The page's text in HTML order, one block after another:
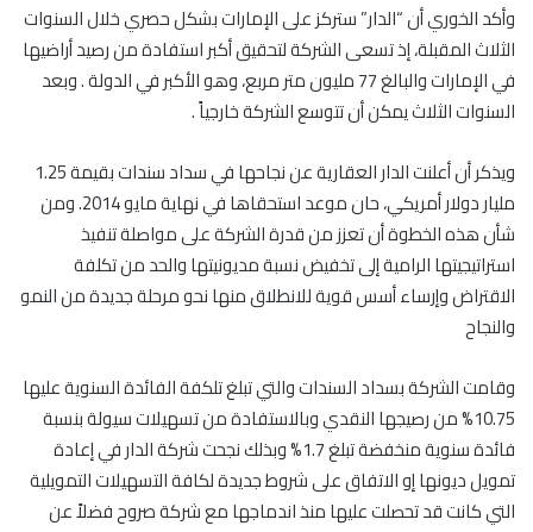
وأكد الخوري أن “الدار” ستركز على الإمارات بشكل حصري خلال السنوات
الثلاث المقبلة، إذ تسعى الشركة لتحقيق أكبر استفادة من رصيد أراضيها
في الإمارات والبالغ 77 مليون متر مربع، وهو الأكبر في الدولة . وبعد
السنوات الثلاث يمكن أن تتوسع الشركة خارجياً .
ويذكر أن أعلنت الدار العقارية عن نجاحها في سداد سندات بقيمة 1.25
مليار دولار أمريكي، حان موعد استحقاها في نهاية مايو 2014. ومن
شأن هذه الخطوة أن تعزز من قدرة الشركة على مواصلة تنفيذ
استراتيجيتها الرامية إلى تخفيض نسبة مديونيتها والحد من تكلفة
الاقتراض وإرساء أسس قوية للانطلاق منها نحو مرحلة جديدة من النمو
والنجاح
وقامت الشركة بسداد السندات والتي تبلغ تلكفة الفائدة السنوية عليها
10.75% من رصيجها النقدي وبالاستفادة من تسهيلات سيولة بنسبة
فائدة سنوية منخفضة تبلغ 1.7% وبذلك نجحت شركة الدار في إعادة
تمويل ديونها إو الاتفاق على شروط جديدة لكافة التسهيلات التمويلية
التي كانت قد تحصلت عليها منذ اندماجها مع شركة صروح فضلاً عن